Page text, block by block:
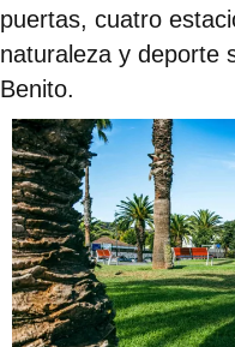
puertas, cuatro
naturaleza y deporte
Benito.